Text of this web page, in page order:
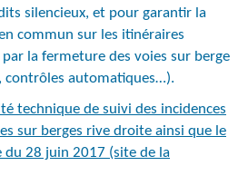
silencieux, et pour garantir la
commun sur les itinéraires
la fermeture des voies sur berge
contrôles automatiques…).
technique de suivi des incidences
sur berges rive droite ainsi que le
du 28 juin 2017 (site de la